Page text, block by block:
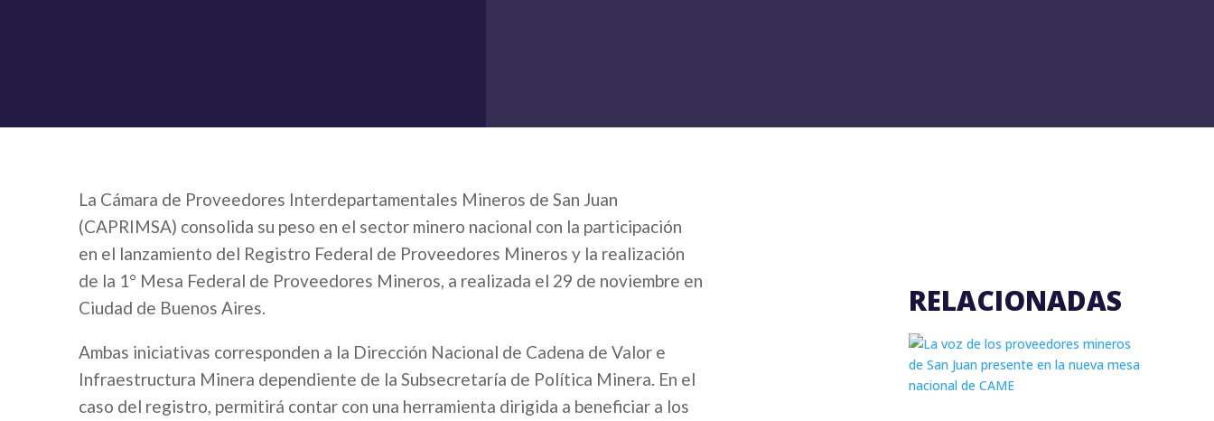
La Cámara de Proveedores Interdepartamentales Mineros de San Juan
(CAPRIMSA) consolida su peso en el sector minero nacional con la participación
en el lanzamiento del Registro Federal de Proveedores Mineros y la realización
de la 1° Mesa Federal de Proveedores Mineros, a realizada el 29 de noviembre en
Ciudad de Buenos Aires.
Ambas iniciativas corresponden a la Dirección Nacional de Cadena de Valor e
Infraestructura Minera dependiente de la Subsecretaría de Política Minera. En el
caso del registro, permitirá contar con una herramienta dirigida a beneficiar a los
RELACIONADAS